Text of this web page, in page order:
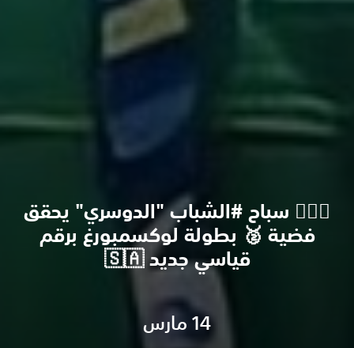
🏊🏽‍♂️ سباح #الشباب "الدوسري" يحقق
فضية 🥈 بطولة لوكسمبورغ برقم
قياسي جديد 🇸🇦
14 مارس